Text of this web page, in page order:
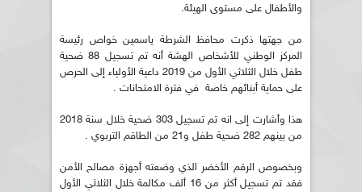
والأطفال على مستوى الهيئة.
من جهتها ذكرت محافظ الشرطة ياسمين خواص رئيسة
المركز الوطني للأشخاص الهشة أنه تم تسجيل 88 ضحية
طفل خلال الثلاثي الأول من 2019 داعية الأولياء إلى الحرص
على حماية أبنائهم خاصة في فترة الامتحانات .
هذا وأشارت إلى انه تم تسجيل 303 ضحية خلال سنة 2018
من بينهم 282 ضحية طفل و21 من الطاقم التربوي .
وبخصوص الرقم الأخضر الذي وضعته أجهزة مصالح الأمن
فقد تم تسجيل أكثر من 16 ألف مكالمة خلال الثلاثي الأول